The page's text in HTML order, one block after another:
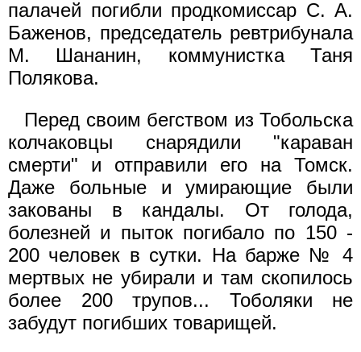
палачей погибли продкомиссар С. А.
Баженов, председатель ревтрибунала
М. Шананин, коммунистка Таня
Полякова.
Перед своим бегством из Тобольска
колчаковцы снарядили "караван
смерти" и отправили его на Томск.
Даже больные и умирающие были
закованы в кандалы. От голода,
болезней и пыток погибало по 150 -
200 человек в сутки. На барже № 4
мертвых не убирали и там скопилось
более 200 трупов... Тоболяки не
забудут погибших товарищей.